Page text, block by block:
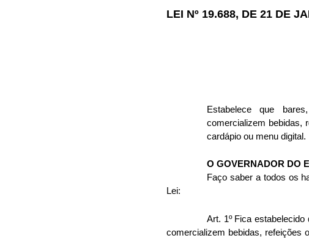
LEI Nº 19.688, DE 21 DE
Estabelece que
comercializem bebidas,
cardápio ou menu digital.
O GOVERNADOR DO
Faço saber a todos os
Lei:
Art. 1º Fica
comercializem bebidas, refeições